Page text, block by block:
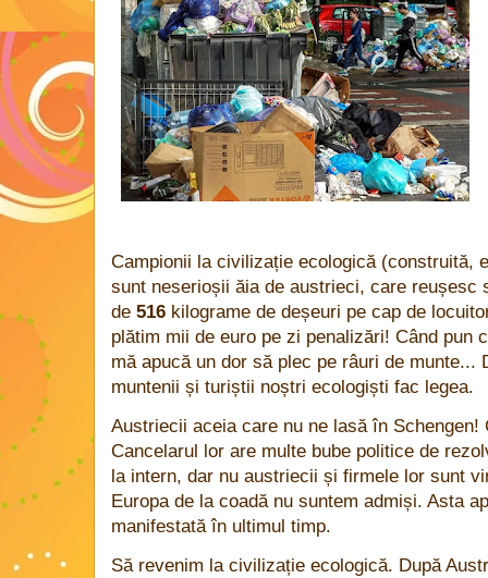
Campionii la civilizație ecologică (construită,
sunt neserioșii ăia de austrieci, care
de 516 kilograme de deșeuri pe cap de
plătim mii de euro pe zi penalizări! Când pun
mă apucă un dor să plec pe râuri de munte...
muntenii și turiștii noștri ecologiști fac legea.
Austriecii aceia care nu ne lasă în
Cancelarul lor are multe bube politice de
la intern, dar nu austriecii și firmele lor sunt
Europa de la coadă nu suntem admiși. Asta
manifestată în ultimul timp.
Să revenim la civilizație ecologică. După